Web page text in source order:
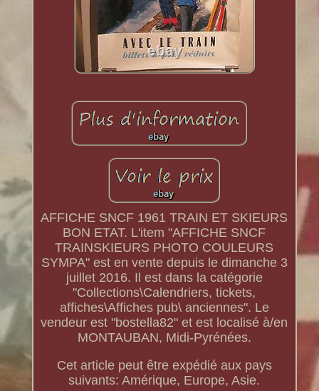
AFFICHE SNCF 1961 TRAIN ET SKIEURS
BON ETAT. L'item "AFFICHE SNCF
TRAINSKIEURS PHOTO COULEURS
SYMPA" est en vente depuis le dimanche 3
juillet 2016. Il est dans la catégorie
"Collections\Calendriers, tickets,
affiches\Affiches pub\ anciennes". Le
vendeur est "bostella82" et est localisé à/en
MONTAUBAN, Midi-Pyrénées.
Cet article peut être expédié aux pays
suivants: Amérique, Europe, Asie.